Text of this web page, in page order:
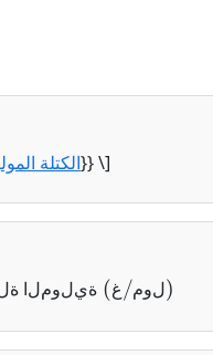
الكتلة(غ/مول)}} \]
ة ا ل م و ل ي ة غ م و ل
الكتلة (غ) =